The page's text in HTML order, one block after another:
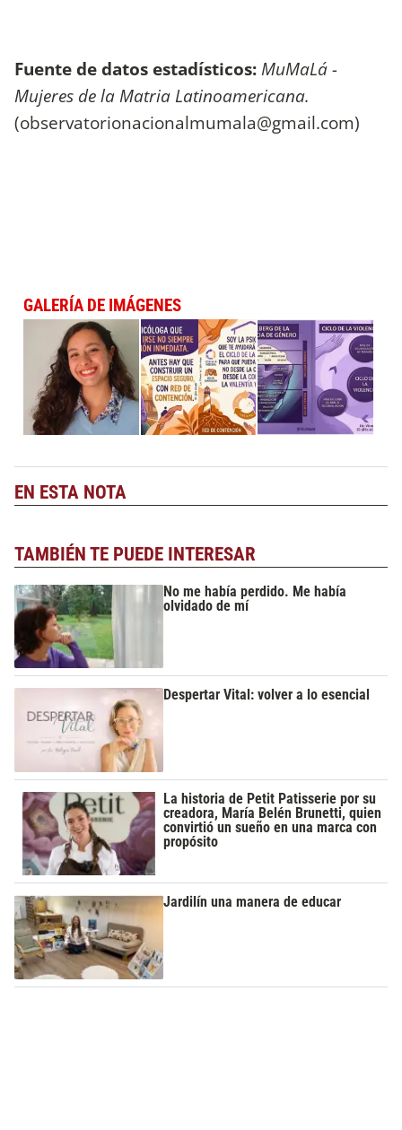
Fuente de datos estadísticos:MuMaLá -
Mujeres de la Matria Latinoamericana.
(observatorionacionalmumala@gmail.com)
GALERÍA DE IMÁGENES
EN ESTA NOTA
TAMBIÉN TE PUEDE INTERESAR
No me había perdido. Me había
olvidado de mí
Despertar Vital: volver a lo esencial
La historia de Petit Patisserie por su
creadora, María Belén Brunetti, quien
convirtió un sueño en una marca con
propósito
Jardilín una manera de educar